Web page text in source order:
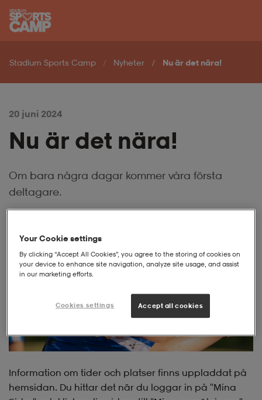
Hoppa till innehåll på sidan
Stadium Sports Camp Nyheter Nu är det nära!
20 juni 2024
Nu är det nära!
Om bara några dagar kommer våra första
deltagare.
Information om tider och platser finns uppladdat på
hemsidan. Du hittar det när du loggar in på "Mina
Your Cookie settings
By clicking “Accept All Cookies”, you agree to the storing of cookies on
your device to enhance site navigation, analyze site usage, and assist
in our marketing efforts.
Cookies settings Accept all cookies